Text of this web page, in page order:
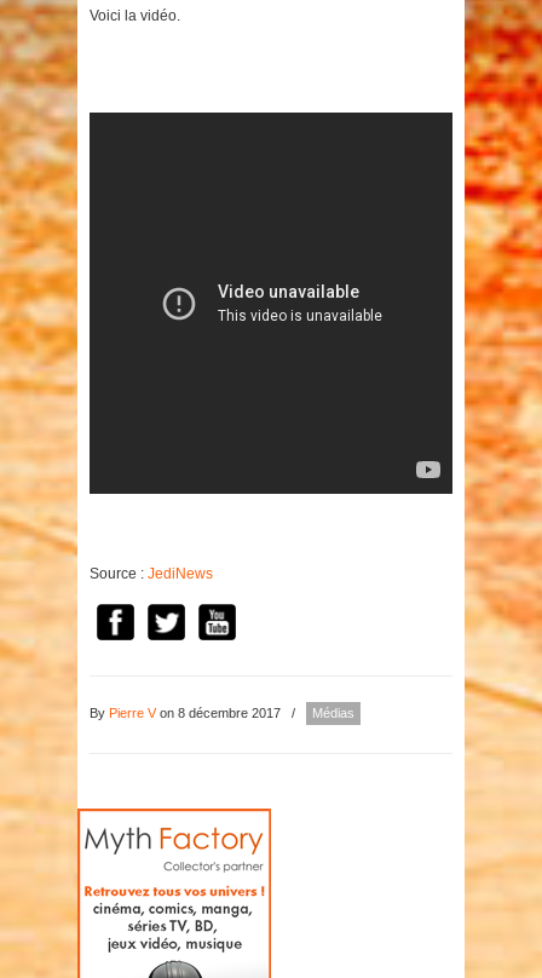
Voici la vidéo.
Source : JediNews
By Pierre Von 8 décembre 2017 / Médias